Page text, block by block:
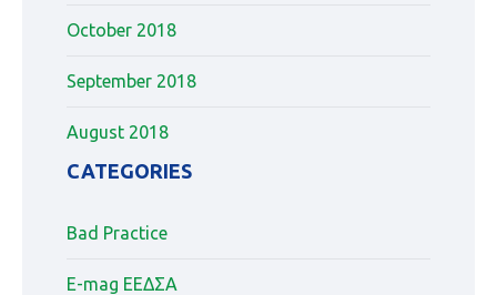
October 2018
September 2018
August 2018
CATEGORIES
Bad Practice
E-mag ΕΕΔΣΑ